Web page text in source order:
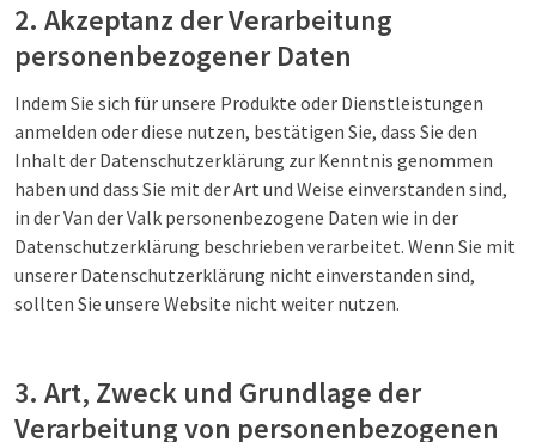
2. Akzeptanz der Verarbeitung
personenbezogener Daten
Indem Sie sich für unsere Produkte oder Dienstleistungen
anmelden oder diese nutzen, bestätigen Sie, dass Sie den
Inhalt der Datenschutzerklärung zur Kenntnis genommen
haben und dass Sie mit der Art und Weise einverstanden sind,
in der Van der Valk personenbezogene Daten wie in der
Datenschutzerklärung beschrieben verarbeitet. Wenn Sie mit
unserer Datenschutzerklärung nicht einverstanden sind,
sollten Sie unsere Website nicht weiter nutzen.
3. Art, Zweck und Grundlage der
Verarbeitung von personenbezogenen